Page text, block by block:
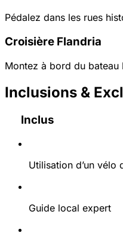
Pédalez dans les rues
Croisière Flandria
Montez à bord du bateau
Inclusions &
Inclus
Utilisation d’un
Guide local expert